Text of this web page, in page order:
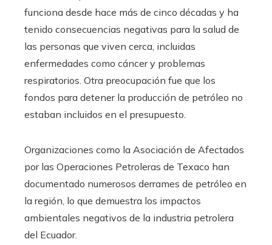
funciona desde hace más de cinco décadas y ha
tenido consecuencias negativas para la salud de
las personas que viven cerca, incluidas
enfermedades como cáncer y problemas
respiratorios. Otra preocupación fue que los
fondos para detener la producción de petróleo no
estaban incluidos en el presupuesto.
Organizaciones como la Asociación de Afectados
por las Operaciones Petroleras de Texaco han
documentado numerosos derrames de petróleo en
la región, lo que demuestra los impactos
ambientales negativos de la industria petrolera
del Ecuador.